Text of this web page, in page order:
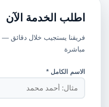
اطلب الخدمة الآن
فريقنا يستجيب خلال دقائق —
مباشرة
الاسم الكامل *